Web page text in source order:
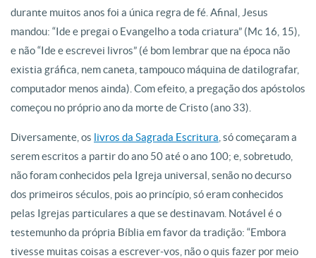
durante muitos anos foi a única regra de fé. Afinal, Jesus
mandou: “Ide e pregai o Evangelho a toda criatura” (Mc 16, 15),
e não “Ide e escrevei livros” (é bom lembrar que na época não
existia gráfica, nem caneta, tampouco máquina de datilografar,
computador menos ainda). Com efeito, a pregação dos apóstolos
começou no próprio ano da morte de Cristo (ano 33).
Diversamente, os livros da Sagrada Escritura , só começaram a
serem escritos a partir do ano 50 até o ano 100; e, sobretudo,
não foram conhecidos pela Igreja universal, senão no decurso
dos primeiros séculos, pois ao princípio, só eram conhecidos
pelas Igrejas particulares a que se destinavam. Notável é o
testemunho da própria Bíblia em favor da tradição: “Embora
tivesse muitas coisas a escrever-vos, não o quis fazer por meio